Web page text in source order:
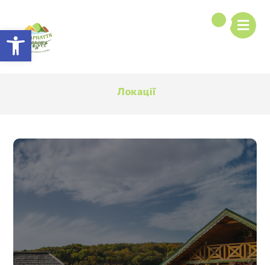
Відкрити Панель інструментів
Локації